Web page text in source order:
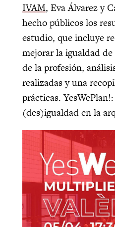
IVAM, Eva Álvarez y
hecho públicos los
estudio, que incluye
mejorar la igualdad
de la profesión,
realizadas y una
prácticas.
(des)igualdad en la